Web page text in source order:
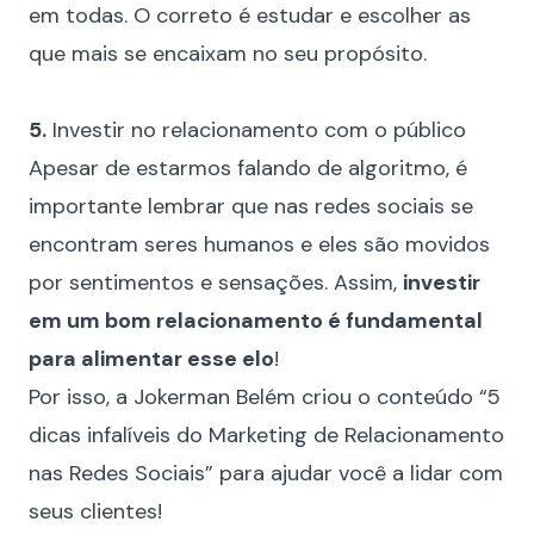
em todas. O correto é estudar e escolher as
que mais se encaixam no seu propósito.
5. Investir no relacionamento com o público
Apesar de estarmos falando de algoritmo, é
importante lembrar que nas redes sociais se
encontram seres humanos e eles são movidos
por sentimentos e sensações. Assim, investir
em um bom relacionamento é fundamental
para alimentar esse elo!
Por isso, a Jokerman Belém criou o conteúdo “5
dicas infalíveis do Marketing de Relacionamento
nas Redes Sociais” para ajudar você a lidar com
seus clientes!